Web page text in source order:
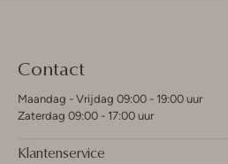
Contact
Maandag - Vrijdag 09:00 - 19:00 uur
Zaterdag 09:00 - 17:00 uur
Klantenservice